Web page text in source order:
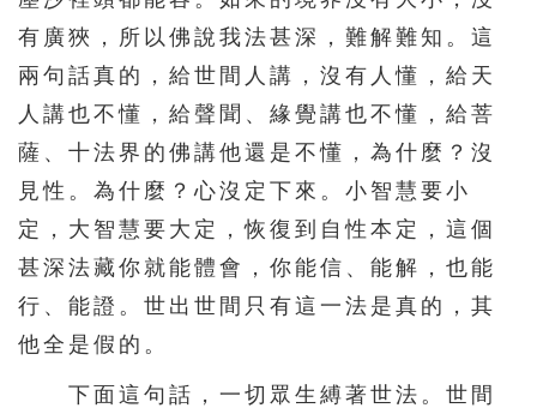
231 232 233 234 235
236 237 238 239 240
241 242 243 244 245
246 247 248 249 250
256 257 258 259 260
261
266 267 268 269 270
有廣狹，所以佛說我法甚深，難解難知。這
兩句話真的，給世間人講，沒有人懂，給天
人講也不懂，給聲聞、緣覺講也不懂，給菩
薩、十法界的佛講他還是不懂，為什麼？沒
見性。為什麼？心沒定下來。小智慧要小
定，大智慧要大定，恢復到自性本定，這個
甚深法藏你就能體會，你能信、能解，也能
行、能證。世出世間只有這一法是真的，其
他全是假的。
下面這句話，一切眾生縛著世法。世間